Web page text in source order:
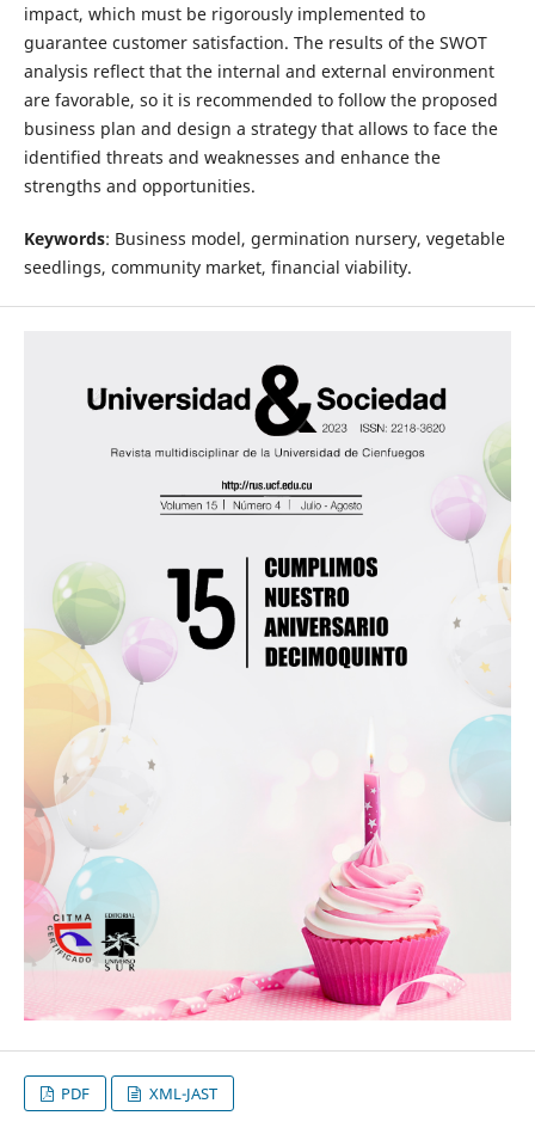
impact, which must be rigorously implemented to
guarantee customer satisfaction. The results of the SWOT
analysis reflect that the internal and external environment
are favorable, so it is recommended to follow the proposed
business plan and design a strategy that allows to face the
identified threats and weaknesses and enhance the
strengths and opportunities.
Keywords: Business model, germination nursery, vegetable
seedlings, community market, financial viability.
PDF XML-JAST